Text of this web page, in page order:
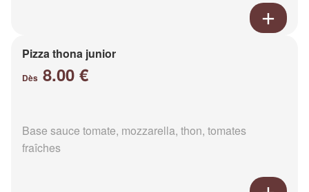
Pizza thona junior
Dès 8.00 €
Base sauce tomate, mozzarella, thon, tomates
fraîches